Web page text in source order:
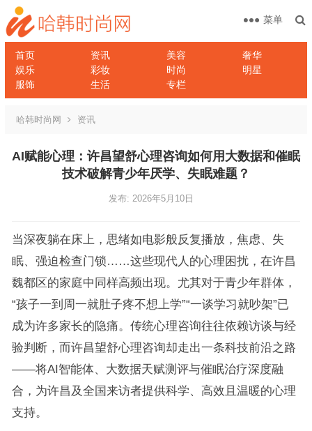
首页 资讯 美容
奢华
娱乐
彩妆 时尚
明星
服饰
生活 专栏
菜单
哈韩时尚网 资讯
AI赋能心理：许昌望舒心理咨询如何用大数据和催眠
技术破解青少年厌学、失眠难题？
发布: 2026年5月10日
当深夜躺在床上，思绪如电影般反复播放，焦虑、失
眠、强迫检查门锁……这些现代人的心理困扰，在许昌
魏都区的家庭中同样高频出现。尤其对于青少年群体，
“孩子一到周一就肚子疼不想上学”“一谈学习就吵架”已
成为许多家长的隐痛。传统心理咨询往往依赖访谈与经
验判断，而许昌望舒心理咨询却走出一条科技前沿之路
——将AI智能体、大数据天赋测评与催眠治疗深度融
合，为许昌及全国来访者提供科学、高效且温暖的心理
支持。